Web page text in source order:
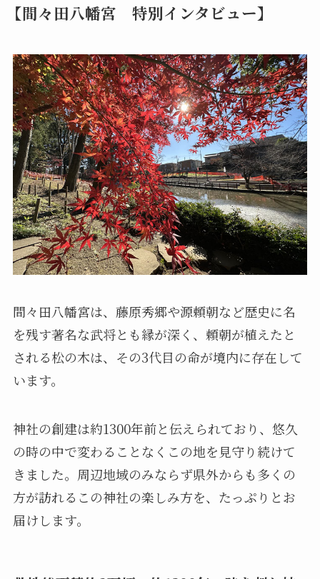
【間々田八幡宮 特別インタビュー】
間々田八幡宮は、藤原秀郷や源頼朝など歴史に名
を残す著名な武将とも縁が深く、頼朝が植えたと
される松の木は、その3代目の命が境内に存在して
います。
神社の創建は約1300年前と伝えられており、悠久
の時の中で変わることなくこの地を見守り続けて
きました。周辺地域のみならず県外からも多くの
方が訪れるこの神社の楽しみ方を、たっぷりとお
届けします。